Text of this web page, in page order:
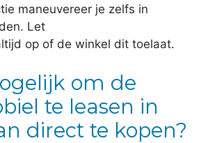
maneuvereer je zelfs in
Let
op of de winkel dit toelaat.
om de
te leasen in
direct te kopen?